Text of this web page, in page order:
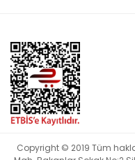
Copyright © 2019 Tüm